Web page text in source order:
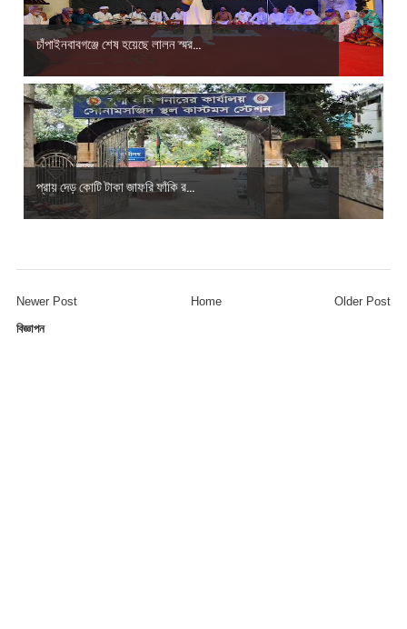
চাঁপাইনবাবগঞ্জে শেষ হয়েছে লালন স্মর...
প্রায় দেড় কোটি টাকা জাফরি ফাঁকি র...
Newer Post Older Post
Home
বিজ্ঞাপন